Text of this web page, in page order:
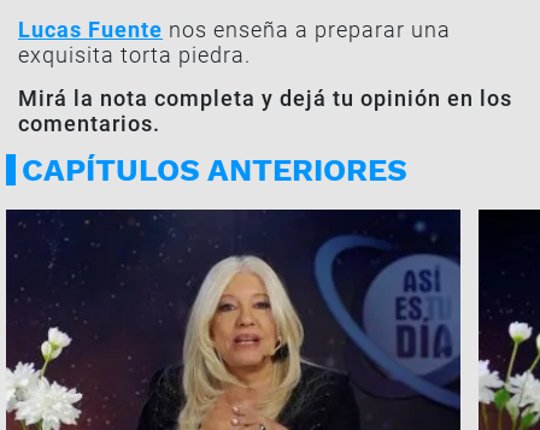
Lucas Fuente nos enseña a preparar una
exquisita torta piedra.
Mirá la nota completa y dejá tu opinión en los
comentarios.
CAPÍTULOS ANTERIORES